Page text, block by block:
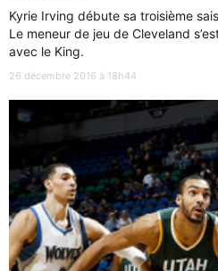
Kyrie Irving débute sa troisième
Le meneur de jeu de Cleveland
avec le King.
26 décembre 2016 à 18h44